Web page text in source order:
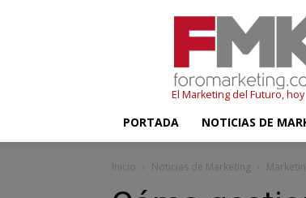
El Marketing del Futuro, hoy
PORTADA NOTICIAS DE
Inicio Noticias de Marketing